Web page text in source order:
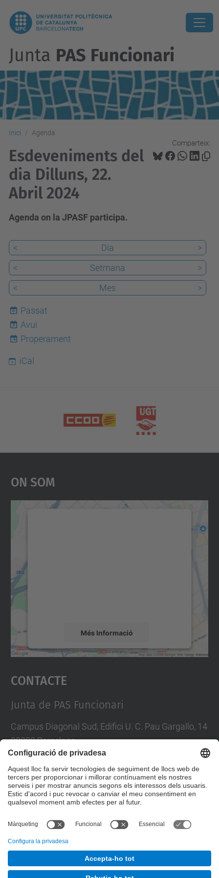
Junta PAS Funcionari
Inici Agenda
Comparteix:
Esdeveniments del
dia Dilluns, 22.
Abril 2024
Agenda on la JPASF participa.
< Dia
>
<
Setmana
>
<
Mes >
Passat
8
Avui
Properament
iCal
On Som
Més Informació
Accepta
powered by
Contacte
Junta de PAS Funcionari
Campus Diagonal Sud, Edifici U. C. Pau Gargallo, 14
08028 Barcelona
E-mail :junta.pasf@upc.edu
Formulari de contacte
Junta PAS Funcionari